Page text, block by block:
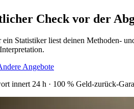
Check vor der
Statistiker liest deinen Methoden-
Angebote
innert 24 h · 100 % Geld-zurück-